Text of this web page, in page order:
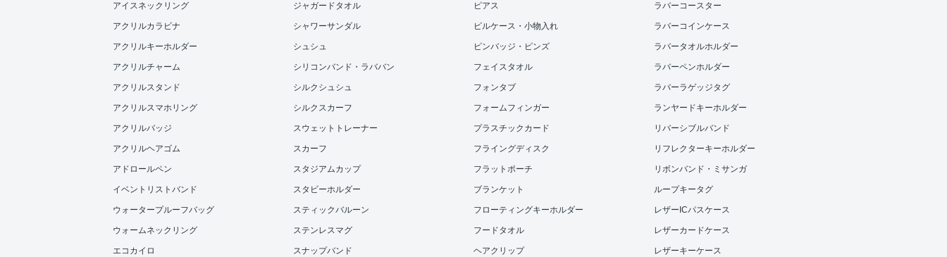
アイスネックリング
アクリルカラビナ
アクリルキーホルダー
アクリルチャーム
アクリルスタンド
アクリルスマホリング
アクリルバッジ
アクリルヘアゴム
アドロールペン
イベントリストバンド
ウォータープルーフバッグ
ウォームネックリング
エコカイロ
ジャガードタオル
シャワーサンダル
シュシュ
シリコンバンド・ラババン
シルクシュシュ
シルクスカーフ
スウェットトレーナー
スカーフ
スタジアムカップ
スタビーホルダー
スティックバルーン
ステンレスマグ
スナップバンド
ピアス
ピルケース・小物入れ
ピンバッジ・ピンズ
フェイスタオル
フォンタブ
フォームフィンガー
プラスチックカード
フライングディスク
フラットポーチ
ブランケット
フローティングキーホルダー
フードタオル
ヘアクリップ
ラバーコースター
ラバーコインケース
ラバータオルホルダー
ラバーペンホルダー
ラバーラゲッジタグ
ランヤードキーホルダー
リバーシブルバンド
リフレクターキーホルダー
リボンバンド・ミサンガ
ループキータグ
レザーICパスケース
レザーカードケース
レザーキーケース